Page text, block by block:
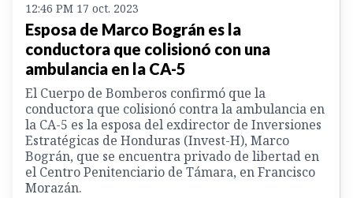
12:46 PM 17 oct. 2023
Esposa de Marco Bográn es la
conductora que colisionó con una
ambulancia en la CA-5
El Cuerpo de Bomberos confirmó que la
conductora que colisionó contra la ambulancia en
la CA-5 es la esposa del exdirector de Inversiones
Estratégicas de Honduras (Invest-H), Marco
Bográn, que se encuentra privado de libertad en
el Centro Penitenciario de Támara, en Francisco
Morazán.